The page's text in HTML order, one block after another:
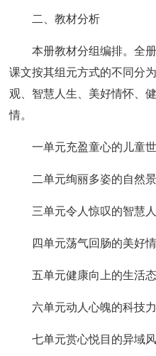
二、教材分析
本册教材分组编排。全
课文按其组元方式的不同分
观、智慧人生、美好情怀、
情。
一单元充盈童心的儿童世
二单元绚丽多姿的自然景
三单元令人惊叹的智慧人
四单元荡气回肠的美好情
五单元健康向上的生活态
六单元动人心魄的科技力
七单元赏心悦目的异域风